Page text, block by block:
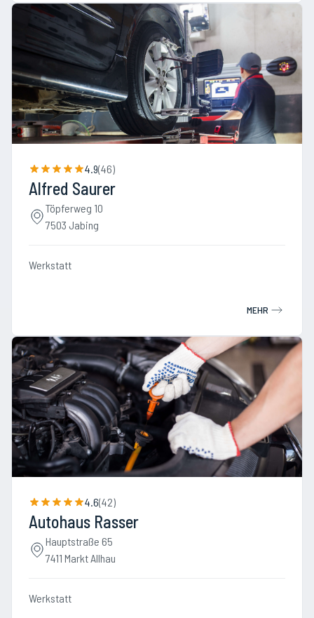
4.9(46)
Alfred Saurer
Töpferweg 10
7503 Jabing
Werkstatt
MEHR
4.6(42)
Autohaus Rasser
Hauptstraße 65
7411 Markt Allhau
Werkstatt